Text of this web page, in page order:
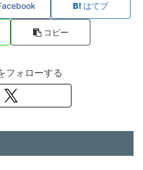
はてブ
コピー
フォローする